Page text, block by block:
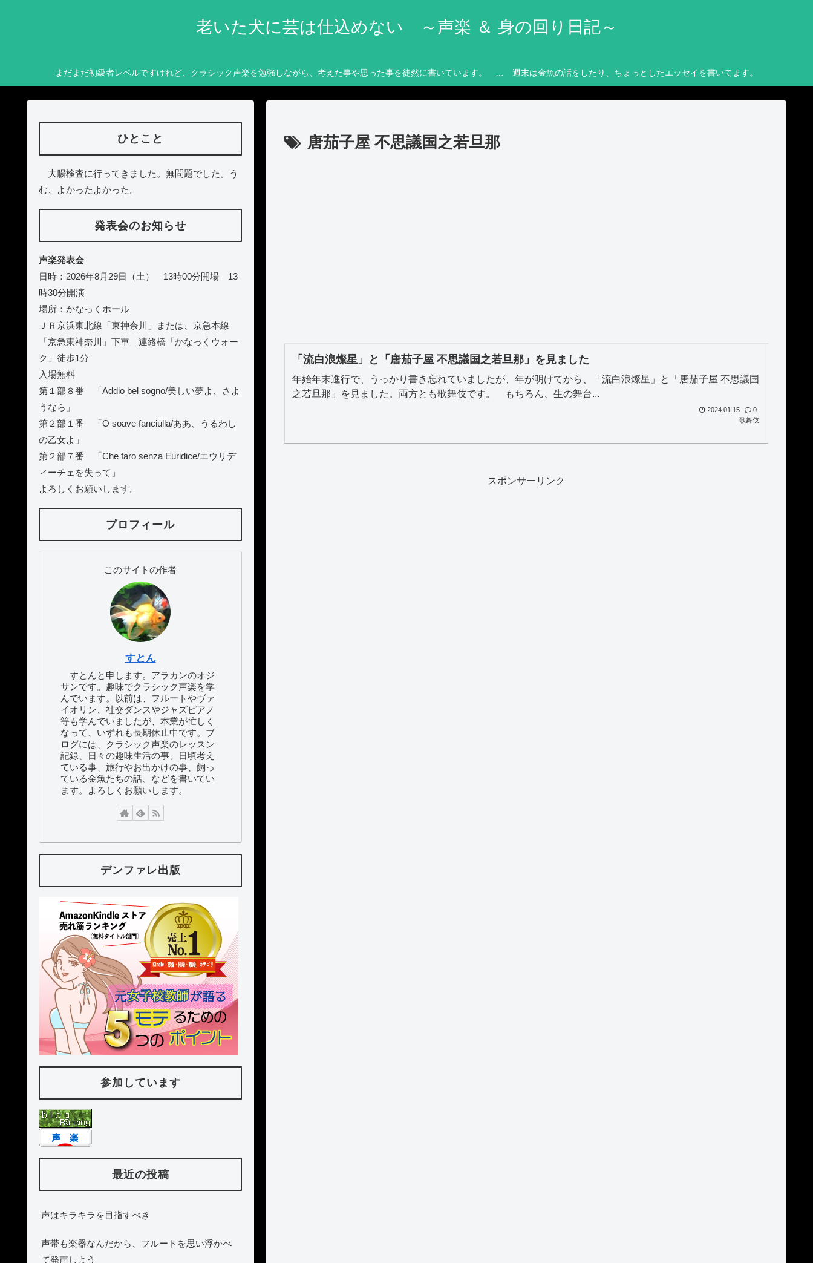
老いた犬に芸は仕込めない ～声楽 ＆ 身の回り日記～
まだまだ初級者レベルですけれど、クラシック声楽を勉強しながら、考えた事や思った事を徒然に書いています。 … 週末は金魚の話をしたり、ちょっとしたエッセイを書いてます。
唐茄子屋 不思議国之若旦那
「流白浪燦星」と「唐茄子屋 不思議国之若旦那」を見ました
年始年末進行で、うっかり書き忘れていましたが、年が明けてから、「流白浪燦星」と「唐茄子屋 不思議国
之若旦那」を見ました。両方とも歌舞伎です。 もちろん、生の舞台...
2024.01.15
0
歌舞伎
スポンサーリンク
ひとこと
大腸検査に行ってきました。無問題でした。う
む、よかったよかった。
発表会のお知らせ
声楽発表会
日時：2026年8月29日（土） 13時00分開場 13
時30分開演
場所：かなっくホール
ＪＲ京浜東北線「東神奈川」または、京急本線
「京急東神奈川」下車 連絡橋「かなっくウォー
ク」徒歩1分
入場無料
第１部８番 「Addio bel sogno/美しい夢よ、さよ
うなら」
第２部１番 「O soave fanciulla/ああ、うるわし
の乙女よ」
第２部７番 「Che faro senza Euridice/エウリデ
ィーチェを失って」
よろしくお願いします。
プロフィール
このサイトの作者
すとん
すとんと申します。アラカンのオジ
サンです。趣味でクラシック声楽を学
んでいます。以前は、フルートやヴァ
イオリン、社交ダンスやジャズピアノ
等も学んでいましたが、本業が忙しく
なって、いずれも長期休止中です。ブ
ログには、クラシック声楽のレッスン
記録、日々の趣味生活の事、日頃考え
ている事、旅行やお出かけの事、飼っ
ている金魚たちの話、などを書いてい
ます。よろしくお願いします。
デンファレ出版
参加しています
最近の投稿
声はキラキラを目指すべき
声帯も楽器なんだから、フルートを思い浮かべ
て発声しよう